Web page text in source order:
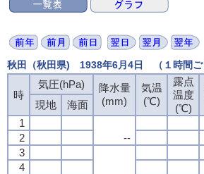
秋田（秋田県) 1938年6月4日 （１時間ご
時
気圧(hPa)
降水量
(mm)
気温
(℃)
露点
温度
(℃)
現地
海面
1
--
2
3
4